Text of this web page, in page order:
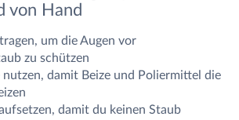
von Hand
um die Augen vor
zu schützen
nutzen, damit Beize und Poliermittel die
damit du keinen Staub